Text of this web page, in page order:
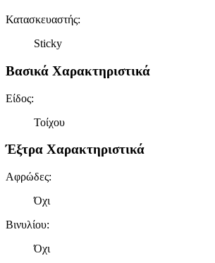
Κατασκευαστής:
Sticky
Βασικά Χαρακτηριστικά
Είδος:
Τοίχου
Έξτρα Χαρακτηριστικά
Αφρώδες:
Όχι
Βινυλίου:
Όχι